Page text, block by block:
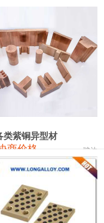
113,970
114,200 400
109,860
26,400 100
100
24,400
类紫铜异型材
商价格 骏达